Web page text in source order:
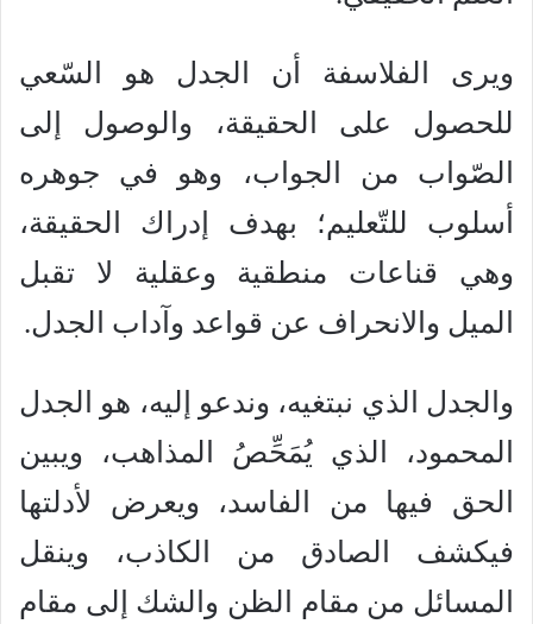
ويرى الفلاسفة أن الجدل هو السّعي
للحصول على الحقيقة، والوصول إلى
الصّواب من الجواب، وهو في جوهره
أسلوب للتّعليم؛ بهدف إدراك الحقيقة،
وهي قناعات منطقية وعقلية لا تقبل
الميل والانحراف عن قواعد وآداب الجدل.
والجدل الذي نبتغيه، وندعو إليه، هو الجدل
المحمود، الذي يُمَحِّصُ المذاهب، ويبين
الحق فيها من الفاسد، ويعرض لأدلتها
فيكشف الصادق من الكاذب، وينقل
المسائل من مقام الظن والشك إلى مقام